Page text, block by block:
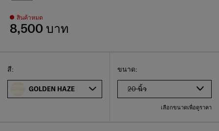
สินค้าหมด
8,500 บาท
เลือกขนาดของคุณ
Select
ขนาด:
20 นิ้ว
เลือกขนาดเพื่อดูราคา
Select
สี:
GOLDEN HAZE